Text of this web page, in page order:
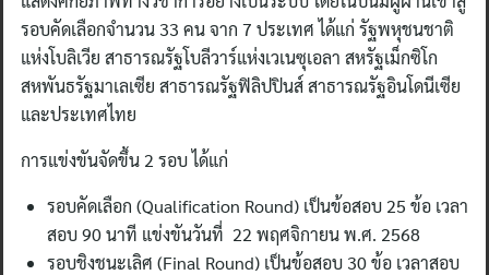
รอบคัดเลือกจำนวน 33 คน จาก 7 ประเทศ ได้แก่ รัฐพหุชนชาติ
แห่งโบลิเวีย สาธารณรัฐโบลีวาร์แห่งเวเนซุเอลา สหรัฐเม็กซิโก
สหพันธรัฐมาเลเซีย สาธารณรัฐฟิลิปปินส์ สาธารณรัฐอินโดนีเซีย
และประเทศไทย
การแข่งขันจัดขึ้น 2 รอบ ได้แก่
รอบคัดเลือก (Qualification Round) เป็นข้อสอบ 25 ข้อ เวลา
สอบ 90 นาที แข่งขันวันที่ 22 พฤศจิกายน พ.ศ. 2568
รอบชิงชนะเลิศ (Final Round) เป็นข้อสอบ 30 ข้อ เวลาสอบ